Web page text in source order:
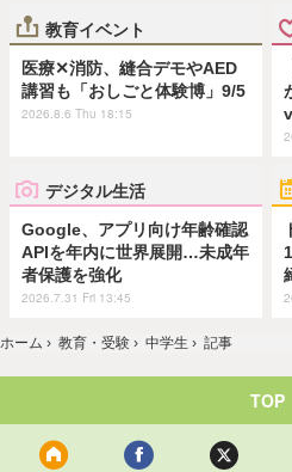
教育イベント
医療✕消防、縫合デモやAED
講習も「おしごと体験博」9/5
2026.8.6 Thu 18:15
デジタル生活
Google、アプリ向け年齢確認
APIを年内に世界展開…未成年
者保護を強化
2026.7.31 Fri 13:45
ホーム › 教育・受験 › 中学生 › 記事
TOP